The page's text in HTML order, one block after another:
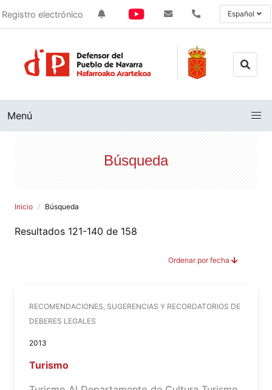
Registro electrónico Español
Menú
Búsqueda
Inicio Búsqueda
Resultados 121-140 de 158
Ordenar por fecha
RECOMENDACIONES, SUGERENCIAS Y RECORDATORIOS DE
DEBERES LEGALES
2013
Turismo